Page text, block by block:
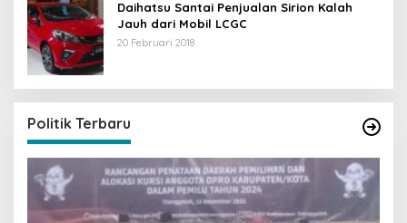
Daihatsu Santai Penjualan Sirion Kalah
Jauh dari Mobil LCGC
20 Februari 2018
Politik Terbaru